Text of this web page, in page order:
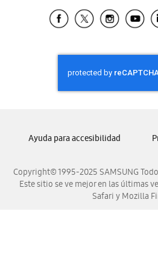
Samsung El
Samsung
Samsung
Samsung
Samsung
Copyright© 1995-2025 SAMSUNG
Este sitio se ve mejor en las últimas
Safari y Mozilla
Ayuda para accesibilidad